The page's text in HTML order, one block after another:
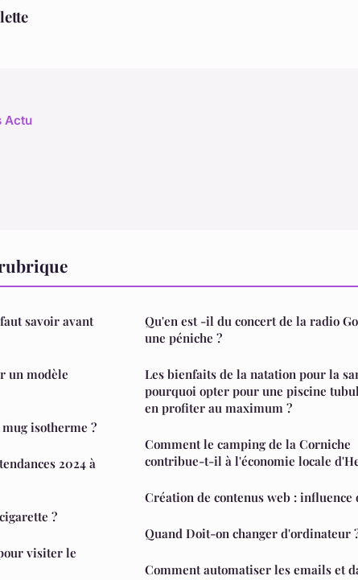
Actu
savoir avant
un modèle
isotherme ?
2024 à
?
visiter le
Qu'en est -il du concert de la radio
une péniche ?
Les bienfaits de la natation pour la
pourquoi opter pour une piscine
en profiter au maximum ?
Comment le camping de la Corniche
contribue-t-il à l'économie locale
Création de contenus web : influence
Quand Doit-on changer d'ordinateur
Comment automatiser les emails et